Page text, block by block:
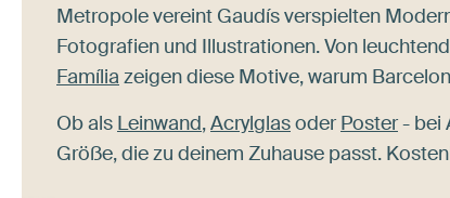
Metropole vereint Gaudís verspielten
Fotografien und Illustrationen. Von
Família zeigen diese Motive, warum
Ob als Leinwand,AcrylglasoderPoster- bei
Größe, die zu deinem Zuhause passt.